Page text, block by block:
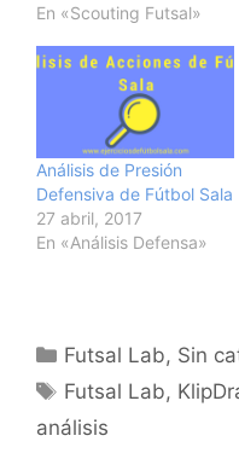
En «Scouting Futsal»
Análisis de Presión
Defensiva de Fútbol Sala
27 abril, 2017
En «Análisis Defensa»
Categorías
Futsal Lab, Sin
Etiquetas
Futsal Lab,
análisis